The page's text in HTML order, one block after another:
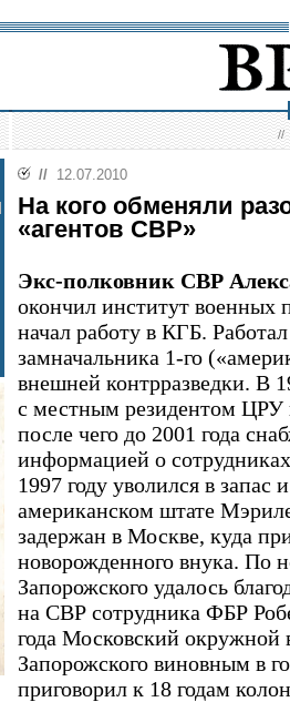
//
// 12.07.2010
На кого обменяли
«агентов СВР»
Экс-полковник СВР
окончил институт военных
начал работу в КГБ.
замначальника 1-го
внешней контрразведки. В
с местным резидентом ЦРУ
после чего до 2001 года
информацией о
1997 году уволился в запас
американском штате
задержан в Москве, куда
новорожденного внука. По
Запорожского удалось
на СВР сотрудника ФБР
года Московский окружной
Запорожского виновным в
приговорил к 18 годам